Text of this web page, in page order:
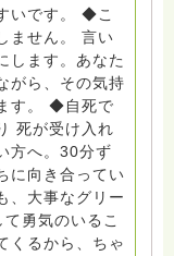
しても、ケア
運営 毎月 第１
協力をよろしく
ビハーラ和歌
ちらから
いです。 ◆こ
ません。 言い
します。あなた
がら、その気持
す。 ◆自死で
死が受け入れ
方へ。30分ず
に向き合ってい
、大事なグリー
勇気のいるこ
くるから、ちゃ